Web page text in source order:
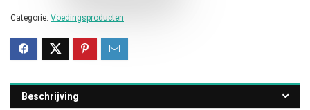
Categorie: Voedingsproducten
Beschrijving